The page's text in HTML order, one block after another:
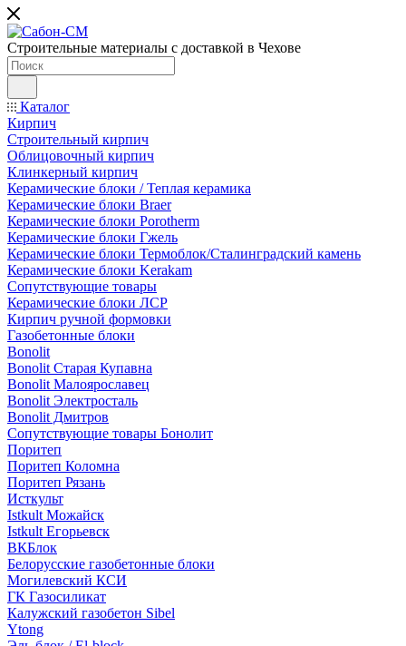
Строительные материалы с доставкой в Чехове
Каталог
Кирпич
Строительный кирпич
Облицовочный кирпич
Клинкерный кирпич
Керамические блоки / Теплая керамика
Керамические блоки Braer
Керамические блоки Porotherm
Керамические блоки Гжель
Керамические блоки Термоблок/Сталинградский камень
Керамические блоки Kerakam
Сопутствующие товары
Керамические блоки ЛСР
Кирпич ручной формовки
Газобетонные блоки
Bonolit
Bonolit Старая Купавна
Bonolit Малоярославец
Bonolit Электросталь
Bonolit Дмитров
Сопутствующие товары Бонолит
Поритеп
Поритеп Коломна
Поритеп Рязань
Исткульт
Istkult Можайск
Istkult Егорьевск
ВКБлок
Белорусские газобетонные блоки
Могилевский КСИ
ГК Газосиликат
Калужский газобетон Sibel
Ytong